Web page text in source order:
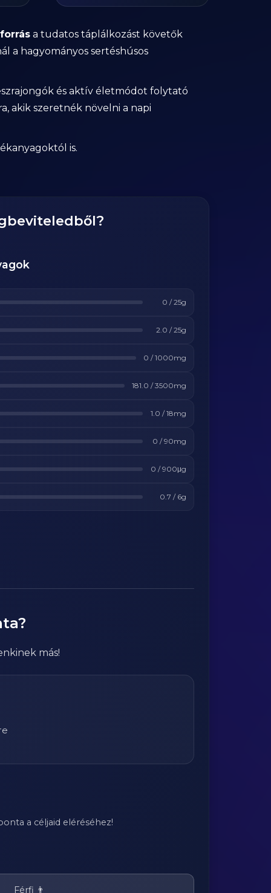
a tudatos táplálkozást követők
a hagyományos sertéshúsos
és aktív életmódot folytató
akik szeretnék növelni a napi
is.
0 /25g
2.0 /25g
0 /1000mg
181.0 /3500mg
1.0 /18mg
0 /90mg
0 /900μg
0.7 / 6g
más!
a céljaid eléréséhez!
Férfi 👨